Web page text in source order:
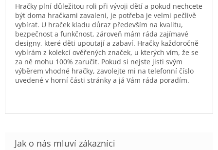
Hračky plní důležitou roli při vývoji dětí a pokud nechcete
být doma hračkami zavaleni, je potřeba je velmi pečlivě
vybírat. U hraček kladu důraz především na kvalitu,
bezpečnost a funkčnost, zároveň mám ráda zajímavé
designy, které děti upoutají a zabaví. Hračky každoročně
vybírám z kolekcí ověřených značek, u kterých vím, že se
za ně mohu 100% zaručit. Pokud si nejste jisti svým
výběrem vhodné hračky, zavolejte mi na telefonní číslo
uvedené v horní části stránky a já Vám ráda poradím.